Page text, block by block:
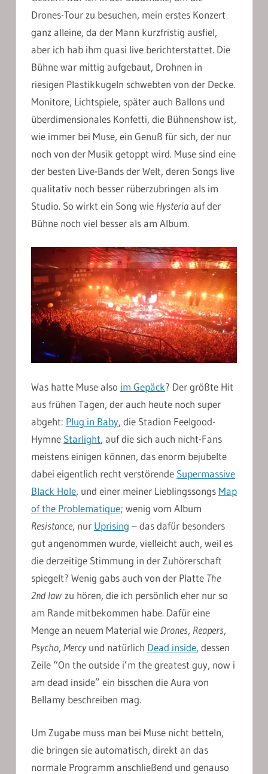
Drones-Tour zu besuchen, mein erstes Konzert
ganz alleine, da der Mann kurzfristig ausfiel,
aber ich hab ihm quasi live berichterstattet. Die
Bühne war mittig aufgebaut, Drohnen in
riesigen Plastikkugeln schwebten von der Decke.
Monitore, Lichtspiele, später auch Ballons und
überdimensionales Konfetti, die Bühnenshow ist,
wie immer bei Muse, ein Genuß für sich, der nur
noch von der Musik getoppt wird. Muse sind eine
der besten Live-Bands der Welt, deren Songs live
qualitativ noch besser rüberzubringen als im
Studio. So wirkt ein Song wie Hysteriaauf der
Bühne noch viel besser als am Album.
Was hatte Muse also im Gepäck? Der größte Hit
aus frühen Tagen, der auch heute noch super
abgeht: Plug in Baby, die Stadion Feelgood-
Hymne Starlight, auf die sich auch nicht-Fans
meistens einigen können, das enorm bejubelte
dabei eigentlich recht verstörende Supermassive
Black Hole, und einer meiner Lieblingssongs Map
of the Problematique; wenig vom Album
Resistance, nur Uprising – das dafür besonders
gut angenommen wurde, vielleicht auch, weil es
die derzeitige Stimmung in der Zuhörerschaft
spiegelt? Wenig gabs auch von der Platte The
2nd law zu hören, die ich persönlich eher nur so
am Rande mitbekommen habe. Dafür eine
Menge an neuem Material wie Drones, Reapers,
Psycho, Mercyund natürlich Dead inside, dessen
Zeile “On the outside i’m the greatest guy, now i
am dead inside” ein bisschen die Aura von
Bellamy beschreiben mag.
Um Zugabe muss man bei Muse nicht betteln,
die bringen sie automatisch, direkt an das
normale Programm anschließend und genauso